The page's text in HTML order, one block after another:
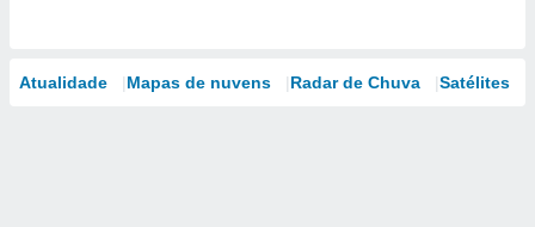
Atualidade Mapas de nuvens Radar de Chuva Satélites